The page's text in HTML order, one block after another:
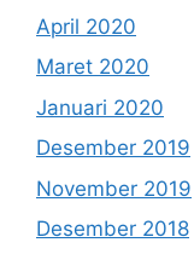
April 2020
Maret 2020
Januari 2020
Desember 2019
November 2019
Desember 2018